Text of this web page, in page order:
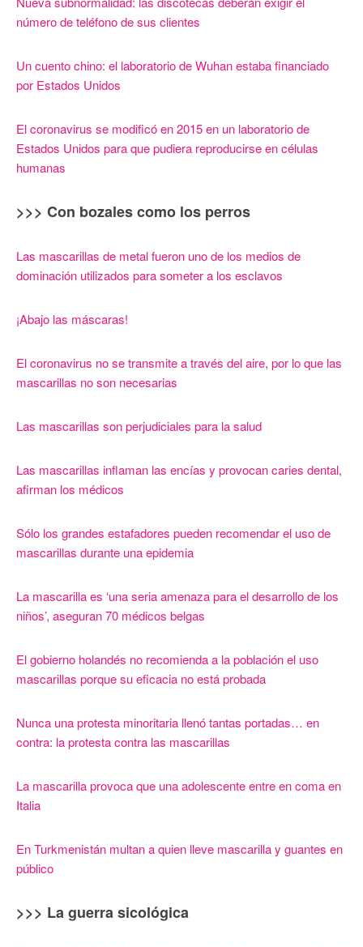
número de teléfono de sus clientes
Un cuento chino: el laboratorio de Wuhan estaba financiado
por Estados Unidos
El coronavirus se modificó en 2015 en un laboratorio de
Estados Unidos para que pudiera reproducirse en células
humanas
>>> Con bozales como los perros
Las mascarillas de metal fueron uno de los medios de
dominación utilizados para someter a los esclavos
¡Abajo las máscaras!
El coronavirus no se transmite a través del aire, por lo que las
mascarillas no son necesarias
Las mascarillas son perjudiciales para la salud
Las mascarillas inflaman las encías y provocan caries dental,
afirman los médicos
Sólo los grandes estafadores pueden recomendar el uso de
mascarillas durante una epidemia
La mascarilla es ‘una seria amenaza para el desarrollo de los
niños’, aseguran 70 médicos belgas
El gobierno holandés no recomienda a la población el uso
mascarillas porque su eficacia no está probada
Nunca una protesta minoritaria llenó tantas portadas… en
contra: la protesta contra las mascarillas
La mascarilla provoca que una adolescente entre en coma en
Italia
En Turkmenistán multan a quien lleve mascarilla y guantes en
público
>>> La guerra sicológica